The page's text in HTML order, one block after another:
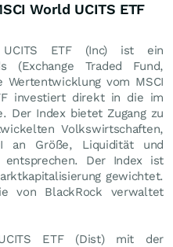
World UCITS ETF
ETF (Inc) ist ein
(Exchange Traded Fund,
Wertentwicklung vom MSCI
investiert direkt in die im
Der Index bietet Zugang zu
Volkswirtschaften,
an Größe, Liquidität und
entsprechen. Der Index ist
gewichtet.
von BlackRock verwaltet
ETF (Dist) mit der